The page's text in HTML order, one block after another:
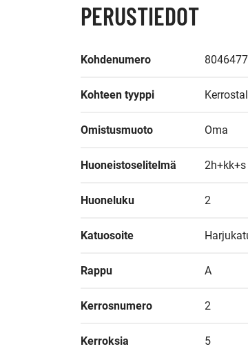
PERUSTIEDOT
Kohdenumero
Kohteen tyyppi
Omistusmuoto Oma
Huoneistoselitelmä 2h+kk+s
Huoneluku 2
Katuosoite
Rappu A
Kerrosnumero 2
Kerroksia 5